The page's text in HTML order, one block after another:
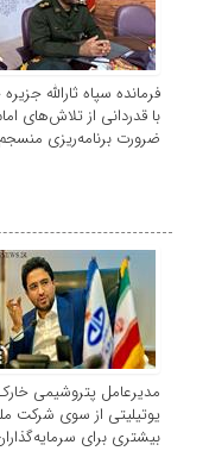
فرمانده سپاه ثارالله
با قدردانی از تلاش‌های
ضرورت برنامه‌ریزی
مدیرعامل پتروشیمی
یوتیلیتی از سوی شرکت
بیشتری برای